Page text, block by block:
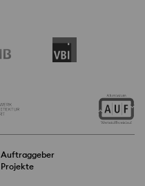
Auftraggeber
Projekte